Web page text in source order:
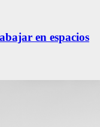
en espacios